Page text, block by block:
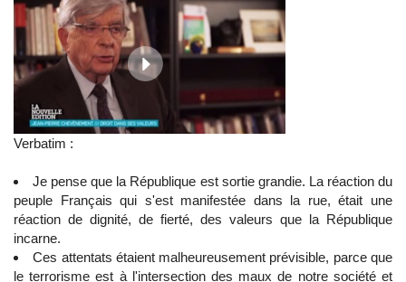
Verbatim :
Je pense que la République est sortie grandie. La réaction du
peuple Français qui s'est manifestée dans la rue, était une
réaction de dignité, de fierté, des valeurs que la République
incarne.
Ces attentats étaient malheureusement prévisible, parce que
le terrorisme est à l'intersection des maux de notre société et